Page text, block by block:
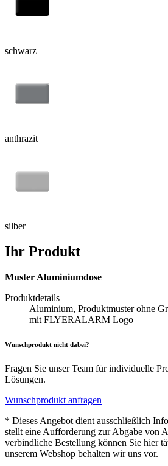
schwarz
anthrazit
silber
Ihr Produkt
Muster Aluminiumdose
Produktdetails
Aluminium, Produktmuster ohne
mit FLYERALARM Logo
Wunschprodukt nicht dabei?
Fragen Sie unser Team für individuelle
Lösungen.
Wunschprodukt anfragen
* Dieses Angebot dient ausschließlich
stellt eine Aufforderung zur Abgabe von
verbindliche Bestellung können Sie hier
unserem Webshop behalten wir uns vor.